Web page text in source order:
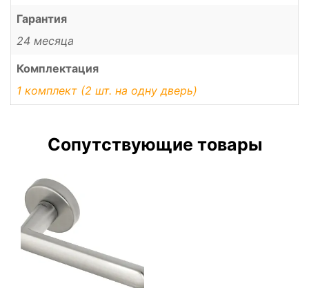
Гарантия
24 месяца
Комплектация
1 комплект (2 шт. на одну дверь)
Сопутствующие товары